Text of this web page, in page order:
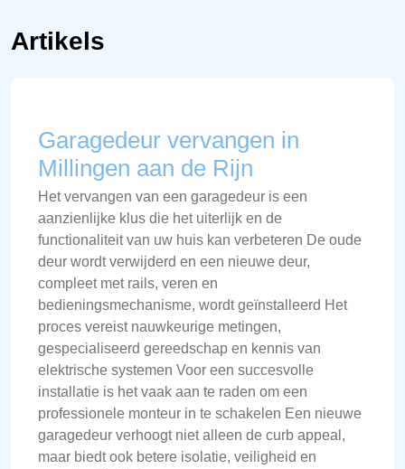
Artikels
Garagedeur vervangen in
Millingen aan de Rijn
Het vervangen van een garagedeur is een
aanzienlijke klus die het uiterlijk en de
functionaliteit van uw huis kan verbeteren De oude
deur wordt verwijderd en een nieuwe deur,
compleet met rails, veren en
bedieningsmechanisme, wordt geïnstalleerd Het
proces vereist nauwkeurige metingen,
gespecialiseerd gereedschap en kennis van
elektrische systemen Voor een succesvolle
installatie is het vaak aan te raden om een
professionele monteur in te schakelen Een nieuwe
garagedeur verhoogt niet alleen de curb appeal,
maar biedt ook betere isolatie, veiligheid en